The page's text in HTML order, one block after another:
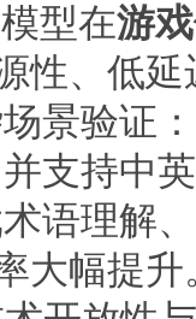
型在游
性、低
景验证
支持中
语理解
大幅提